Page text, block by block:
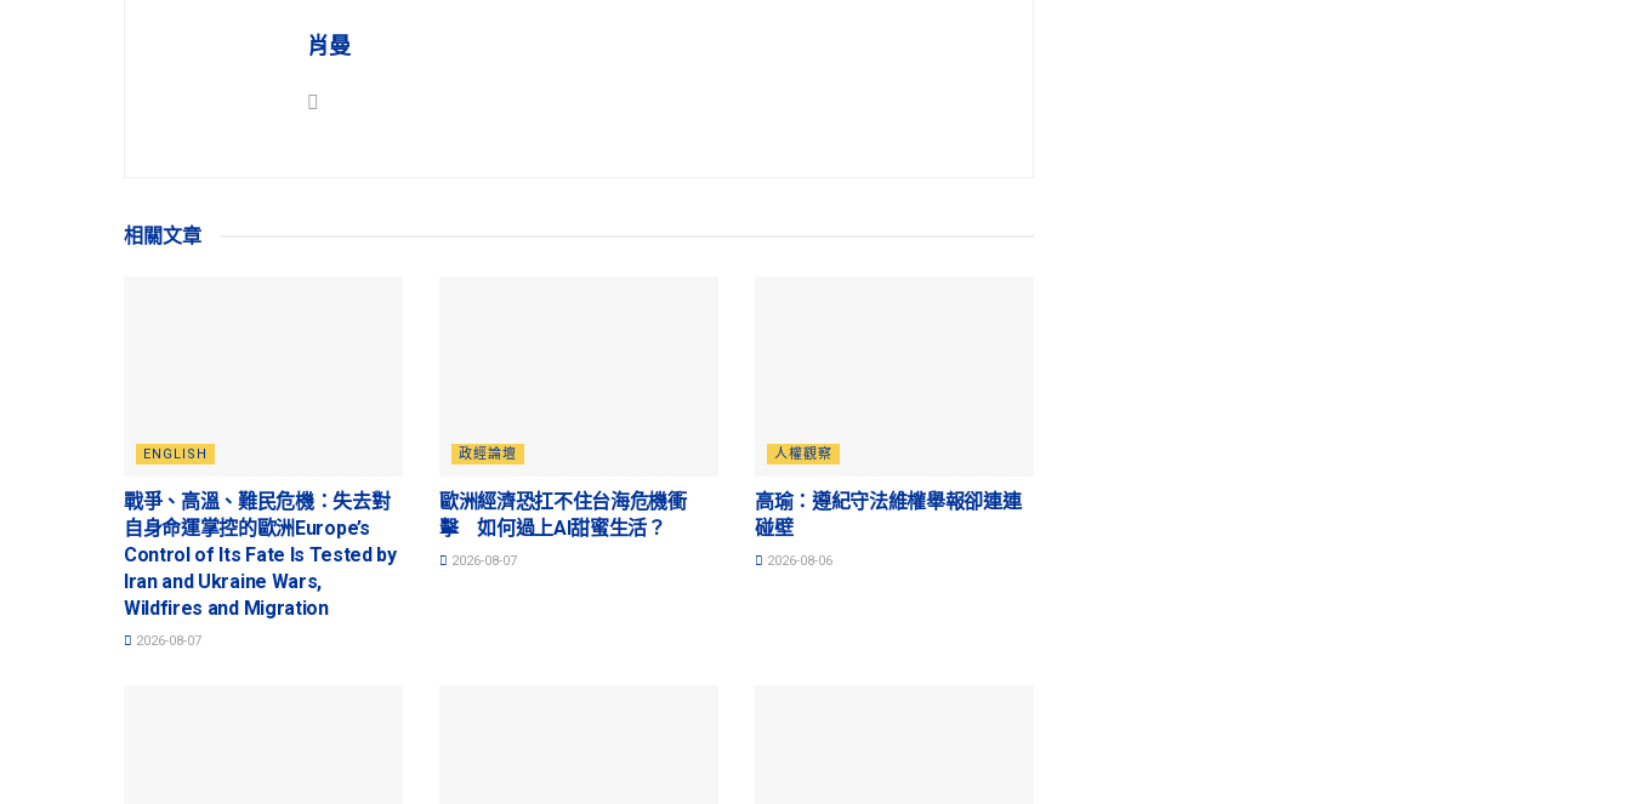
肖曼
相關文章
ENGLISH
戰爭、高溫、難民危機：失去對
自身命運掌控的歐洲Europe’s
Control of Its Fate Is Tested by
Iran and Ukraine Wars,
Wildfires and Migration
2026-08-07
政經論壇
歐洲經濟恐扛不住台海危機衝
擊 如何過上AI甜蜜生活？
2026-08-07
人權觀察
高瑜：遵紀守法維權舉報卻連連
碰壁
2026-08-06